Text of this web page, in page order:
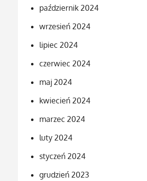
październik 2024
wrzesień 2024
lipiec 2024
czerwiec 2024
maj 2024
kwiecień 2024
marzec 2024
luty 2024
styczeń 2024
grudzień 2023